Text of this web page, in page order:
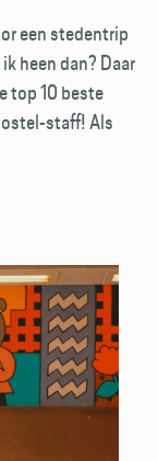
een stedentrip
heen dan? Daar
top 10 beste
staff! Als